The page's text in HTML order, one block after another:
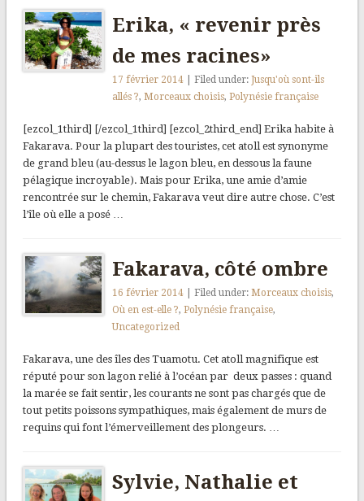
Erika, « revenir près
de mes racines»
17 février 2014 | Filed under:Jusqu'où sont-ils
allés ?,Morceaux choisis,Polynésie française
[ezcol_1third] [/ezcol_1third] [ezcol_2third_end] Erika habite à
Fakarava. Pour la plupart des touristes, cet atoll est synonyme
de grand bleu (au-dessus le lagon bleu, en dessous la faune
pélagique incroyable). Mais pour Erika, une amie d’amie
rencontrée sur le chemin, Fakarava veut dire autre chose. C’est
l’île où elle a posé …
Fakarava, côté ombre
16 février 2014 | Filed under:Morceaux choisis,
Où en est-elle ?,Polynésie française,
Uncategorized
Fakarava, une des îles des Tuamotu. Cet atoll magnifique est
réputé pour son lagon relié à l’océan par deux passes : quand
la marée se fait sentir, les courants ne sont pas chargés que de
tout petits poissons sympathiques, mais également de murs de
requins qui font l’émerveillement des plongeurs. …
Sylvie, Nathalie et